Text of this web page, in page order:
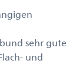
sehr gute
und